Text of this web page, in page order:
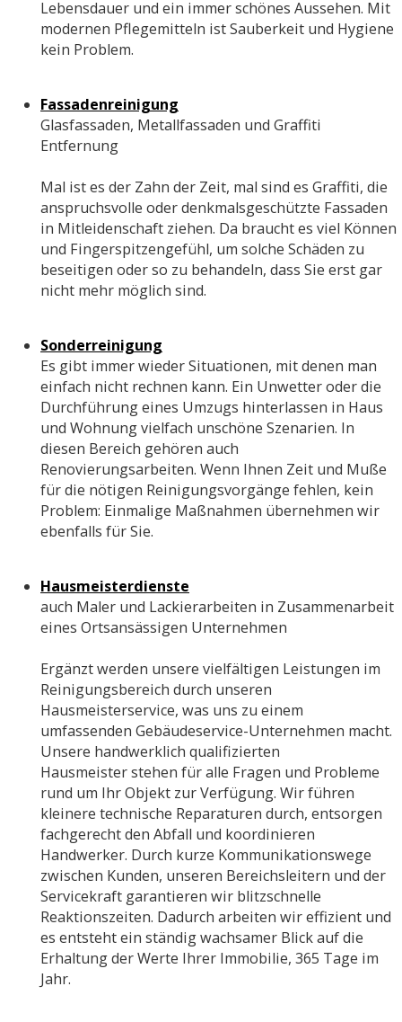
Lebensdauer und ein immer schönes Aussehen. Mit
modernen Pflegemitteln ist Sauberkeit und Hygiene
kein Problem.
Fassadenreinigung
Glasfassaden, Metallfassaden und Graffiti
Entfernung
Mal ist es der Zahn der Zeit, mal sind es Graffiti, die
anspruchsvolle oder denkmalsgeschützte Fassaden
in Mitleidenschaft ziehen. Da braucht es viel Können
und Fingerspitzengefühl, um solche Schäden zu
beseitigen oder so zu behandeln, dass Sie erst gar
nicht mehr möglich sind.
Sonderreinigung
Es gibt immer wieder Situationen, mit denen man
einfach nicht rechnen kann. Ein Unwetter oder die
Durchführung eines Umzugs hinterlassen in Haus
und Wohnung vielfach unschöne Szenarien. In
diesen Bereich gehören auch
Renovierungsarbeiten. Wenn Ihnen Zeit und Muße
für die nötigen Reinigungsvorgänge fehlen, kein
Problem: Einmalige Maßnahmen übernehmen wir
ebenfalls für Sie.
Hausmeisterdienste
auch Maler und Lackierarbeiten in Zusammenarbeit
eines Ortsansässigen Unternehmen
Ergänzt werden unsere vielfältigen Leistungen im
Reinigungsbereich durch unseren
Hausmeisterservice, was uns zu einem
umfassenden Gebäudeservice-Unternehmen macht.
Unsere handwerklich qualifizierten
Hausmeister stehen für alle Fragen und Probleme
rund um Ihr Objekt zur Verfügung. Wir führen
kleinere technische Reparaturen durch, entsorgen
fachgerecht den Abfall und koordinieren
Handwerker. Durch kurze Kommunikationswege
zwischen Kunden, unseren Bereichsleitern und der
Servicekraft garantieren wir blitzschnelle
Reaktionszeiten. Dadurch arbeiten wir effizient und
es entsteht ein ständig wachsamer Blick auf die
Erhaltung der Werte Ihrer Immobilie, 365 Tage im
Jahr.